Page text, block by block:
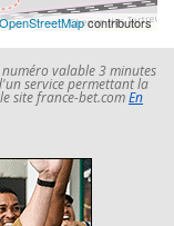
OpenStreetMapcontributors
valable 3 minutes
service permettant la
site france-bet.comEn